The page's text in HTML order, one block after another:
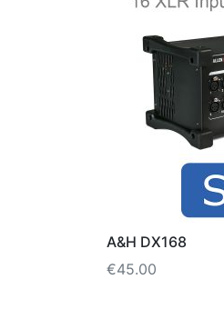
A&H DX168
€45.00